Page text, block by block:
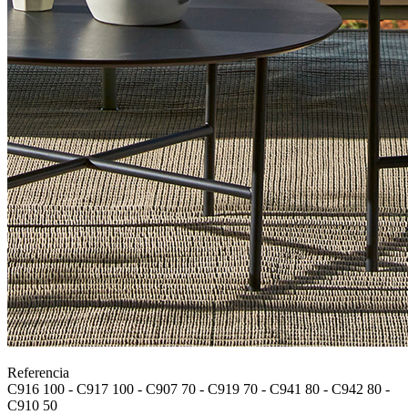
Referencia
C916 100 - C917 100 - C907 70 - C919 70 - C941 80 - C942 80 -
C910 50